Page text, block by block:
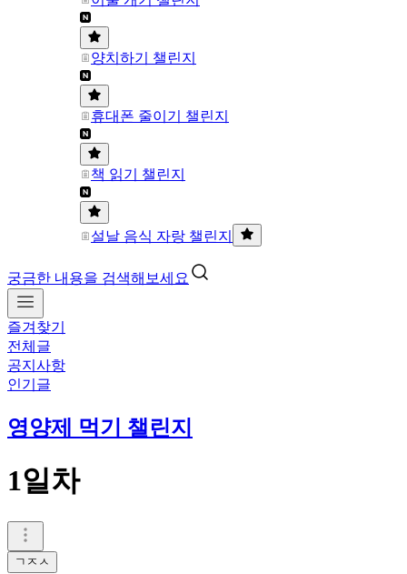
양치하기 챌린지
휴대폰 줄이기 챌린지
책 읽기 챌린지
설날 음식 자랑 챌린지
궁금한 내용을 검색해보세요
즐겨찾기
전체글
공지사항
인기글
영양제 먹기 챌린지
1일차
ㄱㅈㅅ